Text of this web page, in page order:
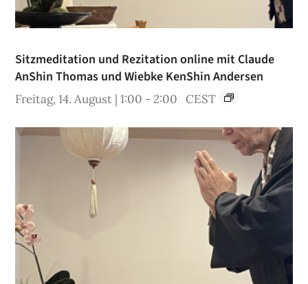
Sitzmeditation und Rezitation online mit Claude
AnShin Thomas und Wiebke KenShin Andersen
Freitag, 14. August | 1:00 -2:00 CEST